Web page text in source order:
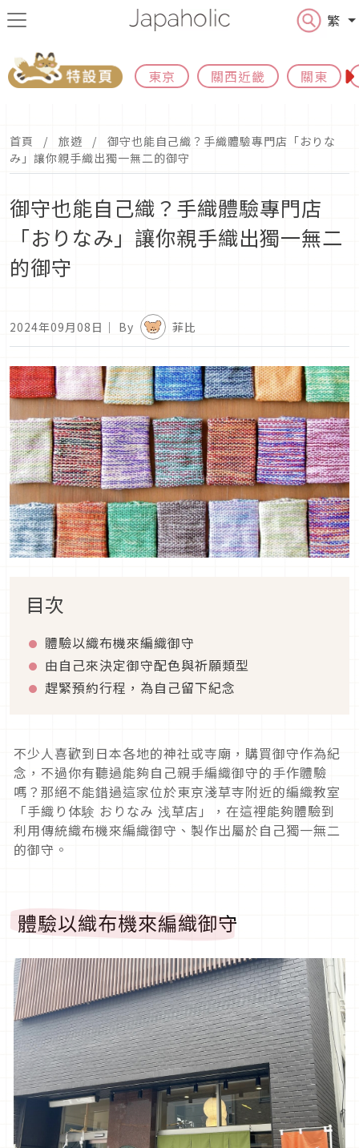
繁
東京 關西近畿 關東
首頁 旅遊
御守也能自己織？手織體驗專門店「おりな
み」讓你親手織出獨一無二的御守
御守也能自己織？手織體驗專門店
「おりなみ」讓你親手織出獨一無二
的御守
2024年09月08日 ｜ By 菲比
目次
體驗以織布機來編織御守
由自己來決定御守配色與祈願類型
趕緊預約行程，為自己留下紀念
不少人喜歡到日本各地的神社或寺廟，購買御守作為紀
念，不過你有聽過能夠自己親手編織御守的手作體驗
嗎？那絕不能錯過這家位於東京淺草寺附近的編織教室
「手織り体験 おりなみ 浅草店」，在這裡能夠體驗到
利用傳統織布機來編織御守、製作出屬於自己獨一無二
的御守。
體驗以織布機來編織御守